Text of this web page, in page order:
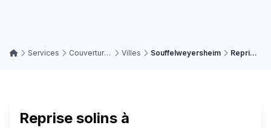
Services Couverture • Zinguerie • Toitures Villes Souffelweyersheim Reprise solins
Reprise solins à